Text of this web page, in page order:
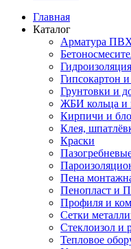
Главная
Каталог
Арматура
Гидроизоляция
Гипсокартон
Грунтовки и
ЖБИ кольца и
Кирпичи и
Клея,
Краски
Пена
Пенопласт и
Профиля и
Сетки
Стеклоизол и
Тепловое